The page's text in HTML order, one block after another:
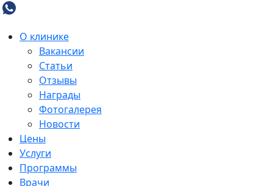
О клинике
Вакансии
Статьи
Отзывы
Награды
Фотогалерея
Новости
Цены
Услуги
Программы
Врачи